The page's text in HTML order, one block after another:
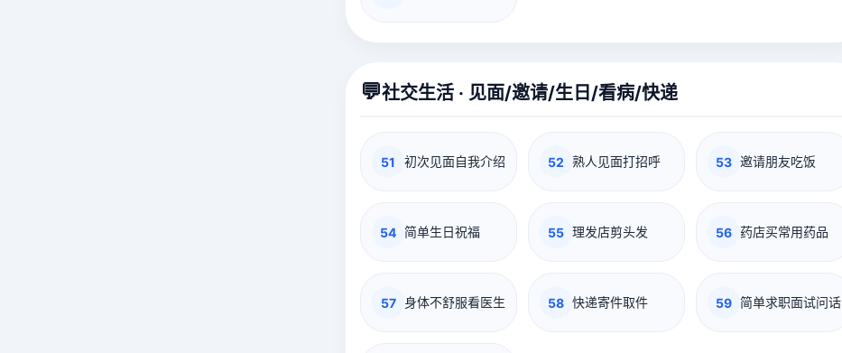
💬社交生活 · 见面/邀请/生日/看病/快递
51 初次见面自我介绍 52 熟人见面打招呼 53 邀请朋友吃饭
54 简单生日祝福 55 理发店剪头发 56 药店买常用药品
57 身体不舒服看医生 58 快递寄件取件 59 简单求职面试问话